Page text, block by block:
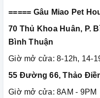
===== Gâu Miao Pet
70 Thủ Khoa Huân, P.
Bình Thuận
Giờ mở cửa: 8-12h, 14-
55 Đường 66, Thảo
Giờ mở cửa: 8AM - 9PM